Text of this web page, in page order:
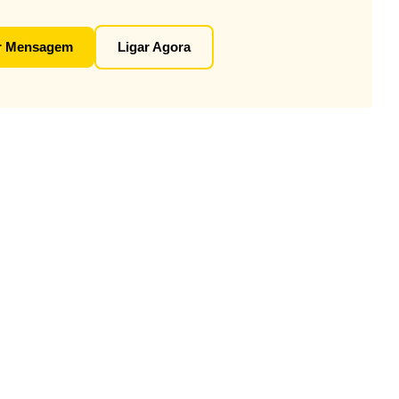
Mensagem Ligar Agora